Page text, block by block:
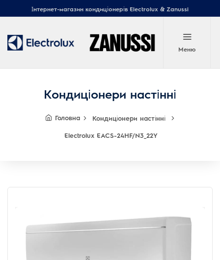
Інтернет-магазин кондиціонерів Electrolux & Zanussi
Меню
Кондиціонери настінні
Головна Кондиціонери настінні
Electrolux EACS-24HF/N3_22Y